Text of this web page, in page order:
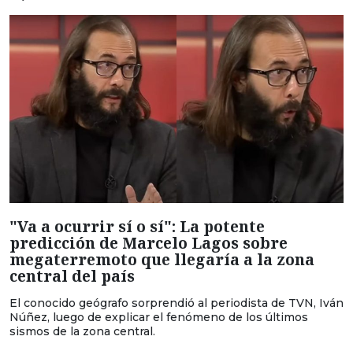
"Va a ocurrir sí o sí": La potente
predicción de Marcelo Lagos sobre
megaterremoto que llegaría a la zona
central del país
El conocido geógrafo sorprendió al periodista de TVN, Iván
Núñez, luego de explicar el fenómeno de los últimos
sismos de la zona central.